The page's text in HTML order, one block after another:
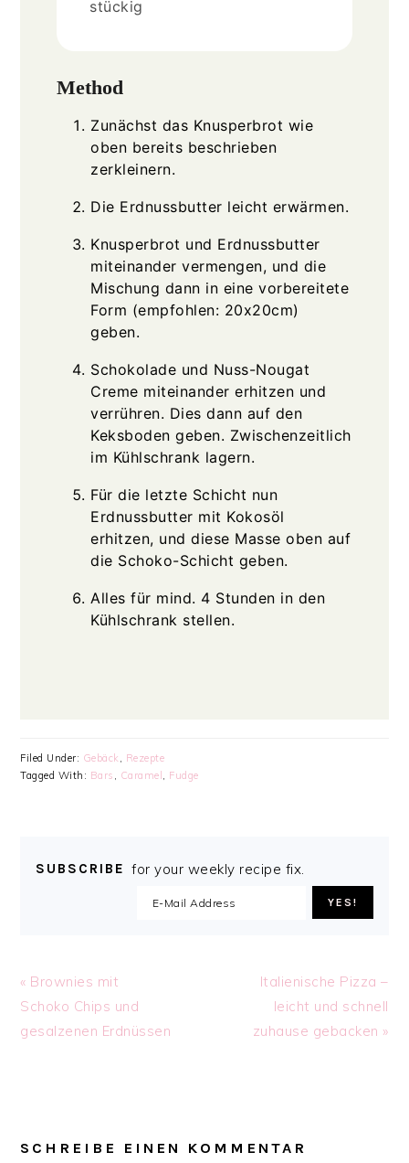
stückig
Method
Zunächst das Knusperbrot wie
oben bereits beschrieben
zerkleinern.
Die Erdnussbutter leicht erwärmen.
Knusperbrot und Erdnussbutter
miteinander vermengen, und die
Mischung dann in eine vorbereitete
Form (empfohlen: 20x20cm)
geben.
Schokolade und Nuss-Nougat
Creme miteinander erhitzen und
verrühren. Dies dann auf den
Keksboden geben. Zwischenzeitlich
im Kühlschrank lagern.
Für die letzte Schicht nun
Erdnussbutter mit Kokosöl
erhitzen, und diese Masse oben auf
die Schoko-Schicht geben.
Alles für mind. 4 Stunden in den
Kühlschrank stellen.
Filed Under: Gebäck, Rezepte
Tagged With: Bars , Caramel , Fudge
SUBSCRIBE for your weekly recipe fix.
Previous
Post:
« Brownies mit
Schoko Chips und
gesalzenen Erdnüssen
Next
Post:
Italienische Pizza –
leicht und schnell
zuhause gebacken »
SCHREIBE EINEN KOMMENTAR